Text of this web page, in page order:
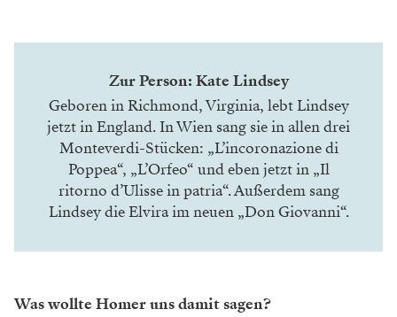
Zur Person: Kate Lindsey
Geboren in Richmond, Virginia, lebt Lindsey
jetzt in England. In Wien sang sie in allen drei
Monteverdi-Stücken: „L’incoronazione di
Poppea“, „L’Orfeo“ und eben jetzt in „Il
ritorno d’Ulisse in patria“. Außerdem sang
Lindsey die Elvira im neuen „Don Giovanni“.
Was wollte Homer uns damit sagen?